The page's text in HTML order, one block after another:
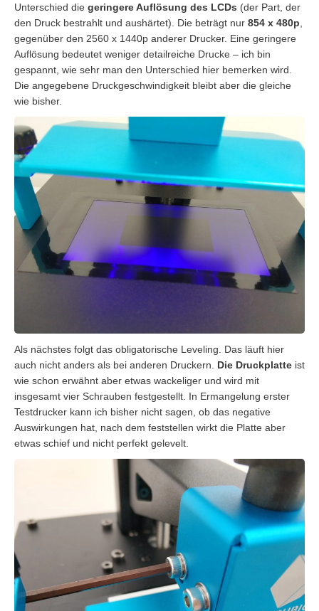
Unterschied die geringere Auflösung des LCDs (der Part, der
den Druck bestrahlt und aushärtet). Die beträgt nur 854 x 480p
gegenüber den 2560 x 1440p anderer Drucker. Eine geringere
Auflösung bedeutet weniger detailreiche Drucke – ich bin
gespannt, wie sehr man den Unterschied hier bemerken wird.
Die angegebene Druckgeschwindigkeit bleibt aber die gleiche
wie bisher.
Als nächstes folgt das obligatorische Leveling. Das läuft hier
auch nicht anders als bei anderen Druckern. Die Druckplatte ist
wie schon erwähnt aber etwas wackeliger und wird mit
insgesamt vier Schrauben festgestellt. In Ermangelung erster
Testdrucker kann ich bisher nicht sagen, ob das negative
Auswirkungen hat, nach dem feststellen wirkt die Platte aber
etwas schief und nicht perfekt gelevelt.